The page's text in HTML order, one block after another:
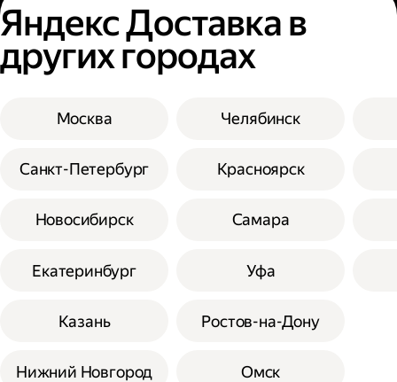
Яндекс Доставка в
других городах
Москва
Санкт-Петербург
Новосибирск
Екатеринбург
Казань
Нижний Новгород
Челябинск
Красноярск
Самара
Уфа
Ростов-на-Дону
Омск